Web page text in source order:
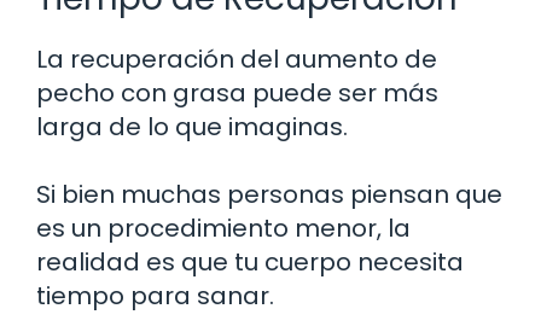
La recuperación del aumento de
pecho con grasa puede ser más
larga de lo que imaginas.
Si bien muchas personas piensan que
es un procedimiento menor, la
realidad es que tu cuerpo necesita
tiempo para sanar.